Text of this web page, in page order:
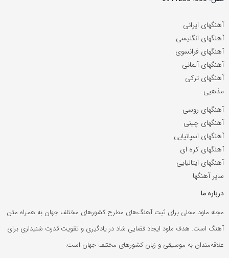
آهنگهای ایرانی
آهنگهای انگلیسی
آهنگهای فرانسوی
آهنگهای آلمانی
آهنگهای ترکی
مذهبی
آهنگهای روسی
آهنگهای چینی
آهنگهای اسپانیایی
آهنگهای کره ای
آهنگهای ایتالیایی
سایر آهنگها
درباره ما
مجله ملود محلی برای ثبت آهنگ‌های مطرح کشورهای مختلف جهان به همراه متن
آهنگ است. هدف ملود ایجاد فضایی شاد در یادگیری و تقویت قدرت شنیداری برای
علاقه‌مندان به موسیقی و زبان کشورهای مختلف جهان است.